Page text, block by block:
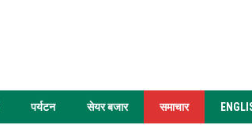
पर्यटन सेयर बजार समाचार